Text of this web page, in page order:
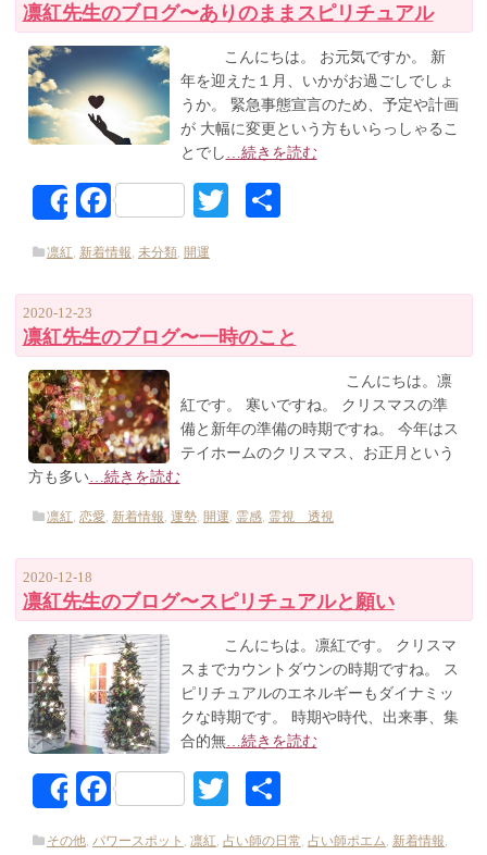
凛紅先生のブログ〜ありのままスピリチュアル
こんにちは。 お元気ですか。 新
年を迎えた１月、いかがお過ごしでしょ
うか。 緊急事態宣言のため、予定や計画
が 大幅に変更という方もいらっしゃるこ
とでし …続きを読む
ShareFacebook Twitter
凛紅 新着情報 未分類, 開運
2020-12-23
凛紅先生のブログ〜一時のこと
こんにちは。凛
紅です。 寒いですね。 クリスマスの準
備と新年の準備の時期ですね。 今年はス
テイホームのクリスマス、お正月という
方も多い …続きを読む
凛紅 恋愛, 新着情報 運勢, 開運 霊感, 霊視 透視
2020-12-18
凛紅先生のブログ〜スピリチュアルと願い
こんにちは。凛紅です。 クリスマ
スまでカウントダウンの時期ですね。 ス
ピリチュアルのエネルギーもダイナミッ
クな時期です。 時期や時代、出来事、集
合的無…続きを読む
ShareFacebook Twitter
その他, パワースポット 凛紅 占い師の日常 占い師ポエム 新着情報